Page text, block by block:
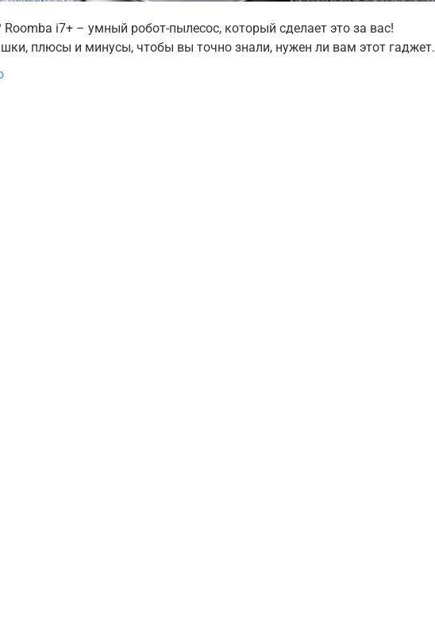
Roomba i7+ – умный робот-пылесос, который сделает это за вас!
плюсы и минусы, чтобы вы точно знали, нужен ли вам этот гаджет.